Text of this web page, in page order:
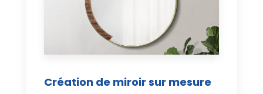
Création de miroir sur mesure